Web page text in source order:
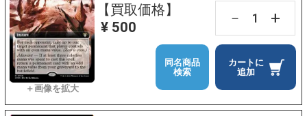
【買取価格】
¥ 500
－ +
カートに
追加
同名商品
検索